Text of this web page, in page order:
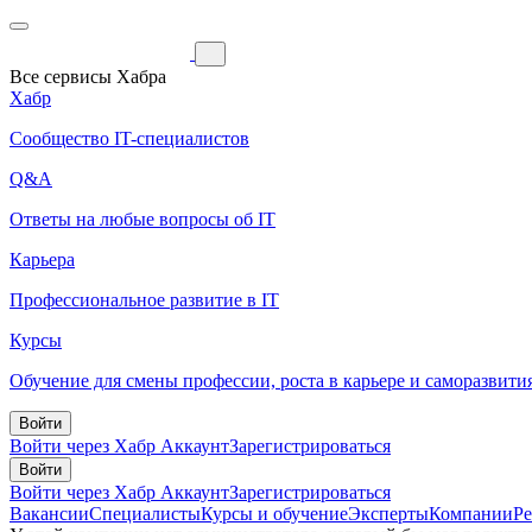
Все сервисы Хабра
Хабр
Сообщество IT-специалистов
Q&A
Ответы на любые вопросы об IT
Карьера
Профессиональное развитие в IT
Курсы
Обучение для смены профессии, роста в карьере и
Войти
Войти через Хабр АккаунтЗарегистрироваться
Войти
Войти через Хабр АккаунтЗарегистрироваться
ВакансииСпециалистыКурсы и обучениеЭкспертыКомпании